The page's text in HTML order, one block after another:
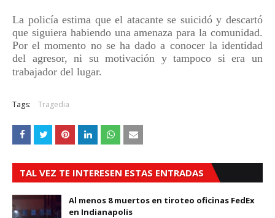
La policía estima que el atacante se suicidó y descartó
que siguiera habiendo una amenaza para la comunidad.
Por el momento no se ha dado a conocer la identidad
del agresor, ni su motivación y tampoco si era un
trabajador del lugar.
Tags: Tragedia
TAL VEZ TE INTERESEN ESTAS ENTRADAS
Al menos 8 muertos en tiroteo oficinas FedEx
en Indianapolis